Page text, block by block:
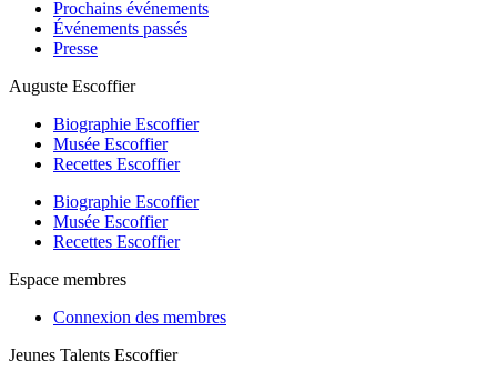
Prochains événements
Événements passés
Presse
Auguste Escoffier
Biographie Escoffier
Musée Escoffier
Recettes Escoffier
Biographie Escoffier
Musée Escoffier
Recettes Escoffier
Espace membres
Connexion des membres
Jeunes Talents Escoffier